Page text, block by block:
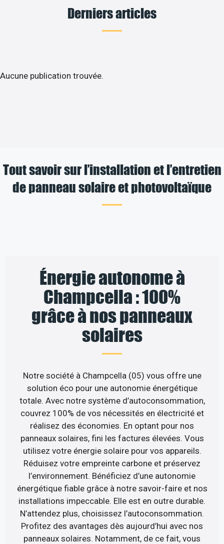
Derniers articles
Aucune publication trouvée.
Tout savoir sur l’installation et l’entretien
de panneau solaire et photovoltaïque
Énergie autonome à
Champcella : 100%
grâce à nos panneaux
solaires
Notre société à Champcella (05) vous offre une
solution éco pour une autonomie énergétique
totale. Avec notre système d’autoconsommation,
couvrez 100% de vos nécessités en électricité et
réalisez des économies. En optant pour nos
panneaux solaires, fini les factures élevées. Vous
utilisez votre énergie solaire pour vos appareils.
Réduisez votre empreinte carbone et préservez
l’environnement. Bénéficiez d’une autonomie
énergétique fiable grâce à notre savoir-faire et nos
installations impeccable. Elle est en outre durable.
N’attendez plus, choisissez l’autoconsommation.
Profitez des avantages dès aujourd’hui avec nos
panneaux solaires. Notamment, de ce fait, vous